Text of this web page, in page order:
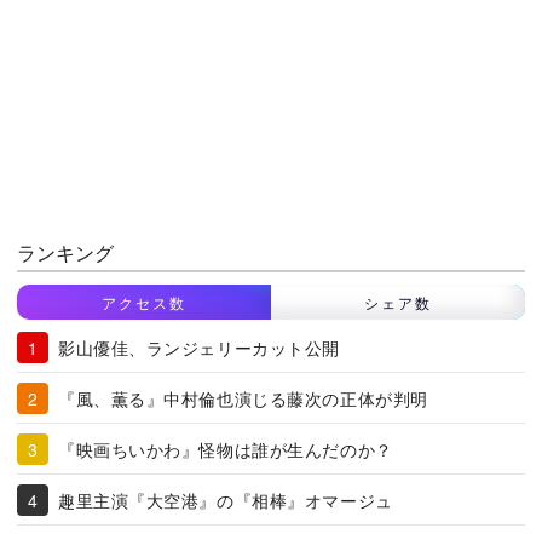
ランキング
アクセス数 シェア数
影山優佳、ランジェリーカット公開
『風、薫る』中村倫也演じる藤次の正体が判明
『映画ちいかわ』怪物は誰が生んだのか？
趣里主演『大空港』の『相棒』オマージュ